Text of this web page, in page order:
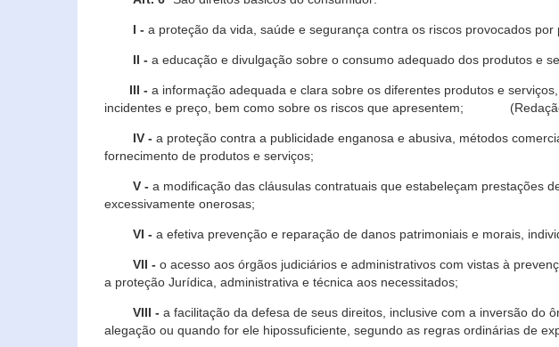
I - a proteção da vida, saúde e segurança contra os riscos provocados
II - a educação e divulgação sobre o consumo adequado dos produtos e
III - a informação adequada e clara sobre os diferentes produtos e
incidentes e preço, bem como sobre os riscos que apresentem;
IV - a proteção contra a publicidade enganosa e abusiva, métodos
fornecimento de produtos e serviços;
V - a modificação das cláusulas contratuais que estabeleçam prestações
excessivamente onerosas;
VI - a efetiva prevenção e reparação de danos patrimoniais e morais,
VII - o acesso aos órgãos judiciários e administrativos com vistas à
a proteção Jurídica, administrativa e técnica aos necessitados;
VIII - a facilitação da defesa de seus direitos, inclusive com a inversão do
alegação ou quando for ele hipossuficiente, segundo as regras ordinárias de